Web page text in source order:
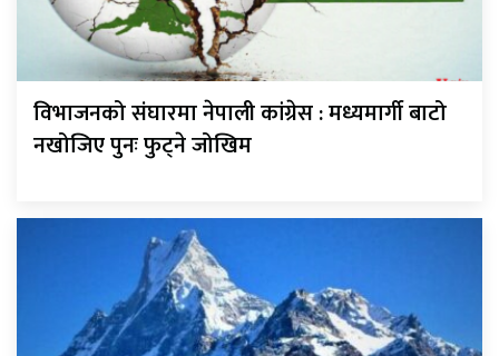
विभाजनको संघारमा नेपाली कांग्रेस : मध्यमार्गी बाटो
नखोजिए पुनः फुट्ने जोखिम